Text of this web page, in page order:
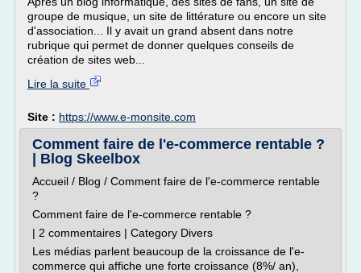
groupe de musique, un site de littérature ou encore un site
d'association... Il y avait un grand absent dans notre
rubrique qui permet de donner quelques conseils de
création de sites web...
Lire la suite
Site : https://www.e-monsite.com
Comment faire de l'e-commerce rentable ?
| Blog Skeelbox
Accueil / Blog / Comment faire de l'e-commerce rentable
?
Comment faire de l'e-commerce rentable ?
| 2 commentaires | Category Divers
Les médias parlent beaucoup de la croissance de l'e-
commerce qui affiche une forte croissance (8%/ an),